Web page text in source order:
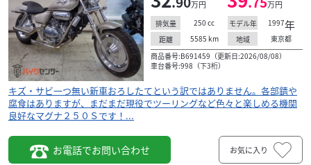
万円 万円
排気量 250 cc モデル年 1997年
距離 5585 km 地域
東京都
商品番号:B691459（更新日:2026/08/08）
車台番号:998（下3桁）
キズ・サビ一つ無い新車おろしたてという訳ではありません。各部錆や
腐食はありますが、まだまだ現役でツーリングなど色々と楽しめる機関
良好なマグナ２５０Ｓです！...
お電話でお問い合わせ お気に入り